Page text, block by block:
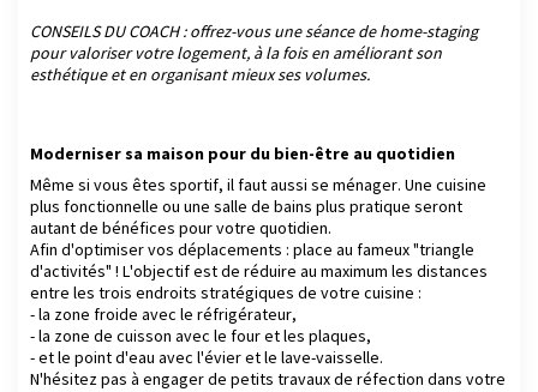
CONSEILS DU COACH : offrez-vous une séance de home-staging
pour valoriser votre logement, à la fois en améliorant son
esthétique et en organisant mieux ses volumes.
Moderniser sa maison pour du bien-être au quotidien
Même si vous êtes sportif, il faut aussi se ménager. Une cuisine
plus fonctionnelle ou une salle de bains plus pratique seront
autant de bénéfices pour votre quotidien.
Afin d'optimiser vos déplacements : place au fameux "triangle
d'activités" ! L'objectif est de réduire au maximum les distances
entre les trois endroits stratégiques de votre cuisine :
- la zone froide avec le réfrigérateur,
- la zone de cuisson avec le four et les plaques,
- et le point d'eau avec l'évier et le lave-vaisselle.
N'hésitez pas à engager de petits travaux de réfection dans votre